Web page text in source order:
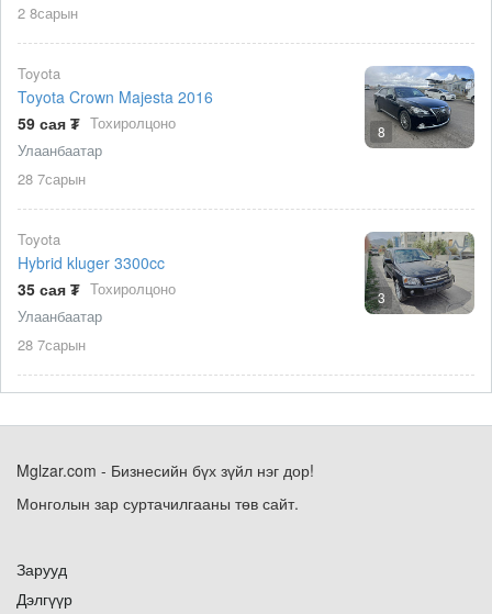
2 8сарын
8
Toyota
Toyota Crown Majesta 2016
59 сая ₮ Тохиролцоно
Улаанбаатар
28 7сарын
3
Toyota
Hybrid kluger 3300cc
35 сая ₮ Тохиролцоно
Улаанбаатар
28 7сарын
Mglzar.com - Бизнесийн бүх зүйл нэг дор!
Монголын зар суртачилгааны төв сайт.
Зарууд
Дэлгүүр